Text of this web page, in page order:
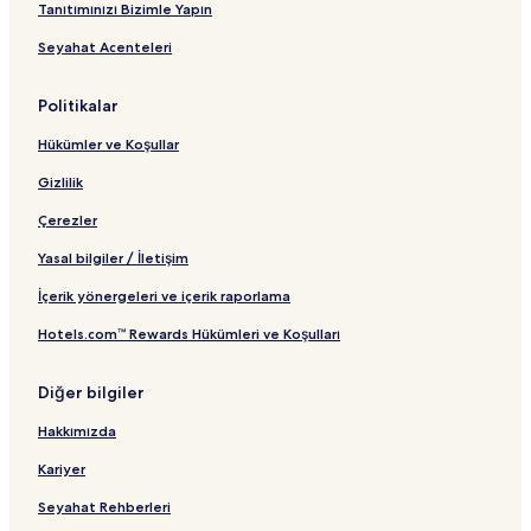
Tanıtımınızı Bizimle Yapın
Seyahat Acenteleri
Politikalar
Hükümler ve Koşullar
Gizlilik
Çerezler
Yasal bilgiler / İletişim
İçerik yönergeleri ve içerik raporlama
Hotels.com™ Rewards Hükümleri ve Koşulları
Diğer bilgiler
Hakkımızda
Kariyer
Seyahat Rehberleri